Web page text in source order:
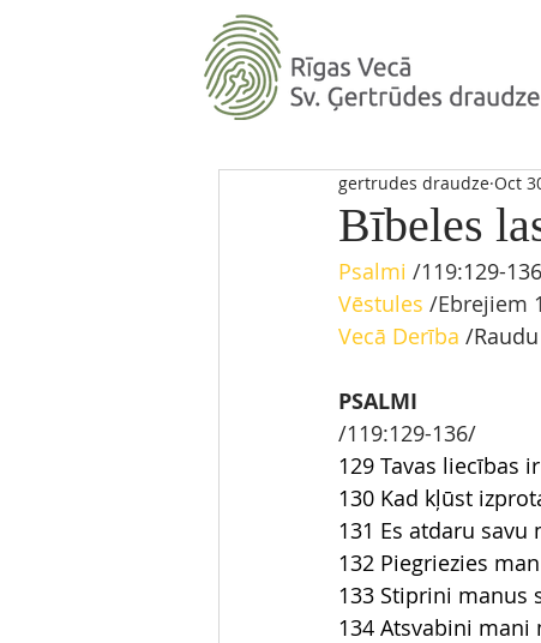
Bībeles
gertrudes draudze Oct
Psalmi /119:129-136
Vēstules /Ebrejiem 1
Vecā Derība /
PSALMI
/119:129-136/
129 Tavas liecības
130 Kad kļūst
131 Es atdaru
132 Piegriezies
133 Stiprini manus
134 Atsvabini mani